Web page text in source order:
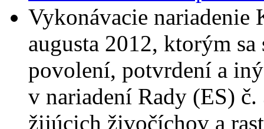
Vykonávacie nariadenie
augusta 2012, ktorým
povolení, potvrdení a
v nariadení Rady (ES)
žijúcich živočíchov a